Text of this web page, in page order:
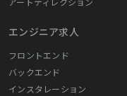
エンジニア求人
フロントエンド
バックエンド
インスタレーション